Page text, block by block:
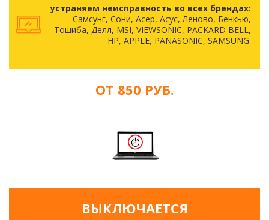
устраняем неисправность во всех брендах:
Самсунг, Сони, Асер, Асус, Леново, Бенкью,
Тошиба, Делл, MSI, VIEWSONIC, PACKARD BELL,
HP, APPLE, PANASONIC, SAMSUNG.
ОТ 850 РУБ.
ВЫКЛЮЧАЕТСЯ